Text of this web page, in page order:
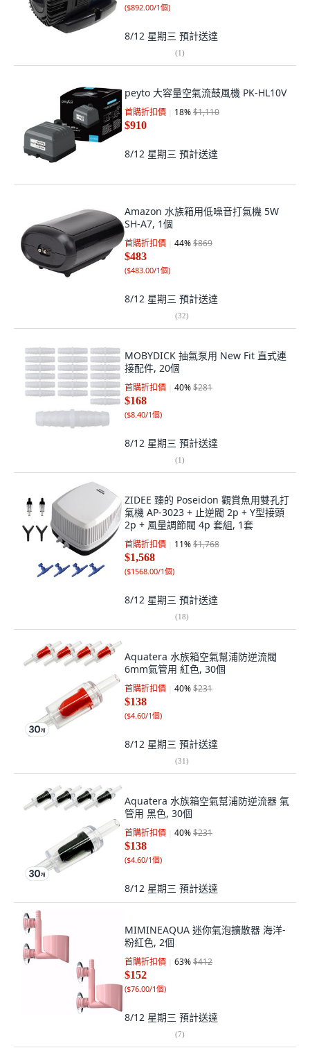
($892.00/1個)
8/12 星期三 預計送達
(1)
peyto 大容量空氣流鼓風機 PK-HL10V
首購折扣價 18%$1,110
$910
8/12 星期三 預計送達
Amazon 水族箱用低噪音打氣機 5W
SH-A7, 1個
首購折扣價 44%$869
$483
($483.00/1個)
8/12 星期三 預計送達
(32)
MOBYDICK 抽氣泵用 New Fit 直式連
接配件, 20個
首購折扣價 40%$281
$168
($8.40/1個)
8/12 星期三 預計送達
(1)
ZIDEE 臻的 Poseidon 觀賞魚用雙孔打
氣機 AP-3023 + 止逆閥 2p + Y型接頭
2p + 風量調節閥 4p 套組, 1套
首購折扣價 11%$1,768
$1,568
($1568.00/1個)
8/12 星期三 預計送達
(18)
Aquatera 水族箱空氣幫浦防逆流閥
6mm氣管用 紅色, 30個
首購折扣價 40%$231
$138
($4.60/1個)
8/12 星期三 預計送達
(31)
Aquatera 水族箱空氣幫浦防逆流器 氣
管用 黑色, 30個
首購折扣價 40%$231
$138
($4.60/1個)
8/12 星期三 預計送達
MIMINEAQUA 迷你氣泡擴散器 海洋-
粉紅色, 2個
首購折扣價 63%$412
$152
($76.00/1個)
8/12 星期三 預計送達
(7)